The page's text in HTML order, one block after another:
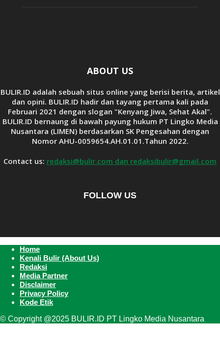
ABOUT US
BULIR.ID adalah sebuah situs online yang berisi berita, artikel
dan opini. BULIR.ID hadir dan tayang pertama kali pada
Februari 2021 dengan slogan "Kenyang Jiwa, Sehat Akal".
BULIR.ID bernaung di bawah payung hukum PT Lingko Media
Nusantara (LIMEN) berdasarkan SK Pengesahan dengan
Nomor AHU-0059654.AH.01.01.Tahun 2022.
Contact us: redaksi@bulir.com dan redaksibulir@gmail.com
FOLLOW US
Home
Kenali Bulir (About Us)
Redaksi
Media Partner
Disclaimer
Privacy Policy
Kode Etik
© Copyright @2025 BULIR.ID PT Lingko Media Nusantara